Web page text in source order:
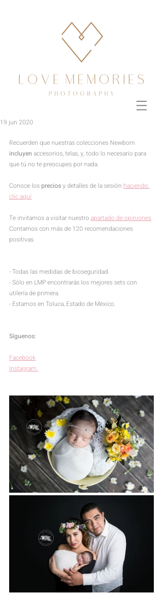
19 jun 2020
Recuerden que nuestras colecciones Newborn
incluyen accesorios, telas, y, todo lo necesario para
que tú no te preocupes por nada.
Conoce los precios y detalles de la sesión haciendo
clic aquí
Te invitamos a visitar nuestro apartado de opiniones
Contamos con más de 120 recomendaciones
positivas
- Todas las medidas de bioseguridad.
- Sólo en LMP encontrarás los mejores sets con
utilería de primera.
- Estamos en Toluca, Estado de México.
Síguenos:
Facebook
Instagram